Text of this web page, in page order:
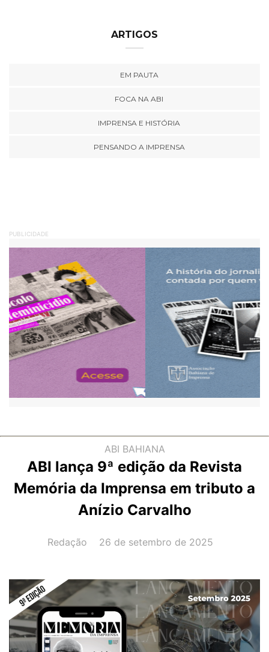
ARTIGOS
EM PAUTA
FOCA NA ABI
IMPRENSA E HISTÓRIA
PENSANDO A IMPRENSA
PUBLICIDADE
ABI BAHIANA
ABI lança 9ª edição da Revista
Memória da Imprensa em tributo a
Anízio Carvalho
AUTOR(A):
Redação DATA:
26 de setembro de 2025